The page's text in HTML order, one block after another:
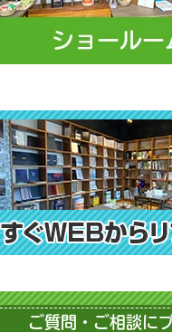
ご質問・ご相談に